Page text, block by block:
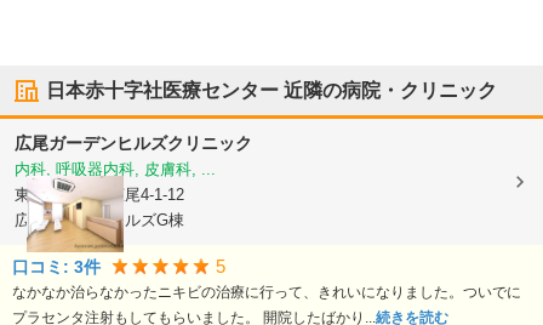
日本赤十字社医療センター 近隣の病院・クリニック
広尾ガーデンヒルズクリニック
内科, 呼吸器内科, 皮膚科, ...
東京都渋谷区広尾4-1-12
広尾ガーデンヒルズG棟
口コミ: 3件 5
なかなか治らなかったニキビの治療に行って、きれいになりました。ついでに
プラセンタ注射もしてもらいました。 開院したばかり...続きを読む